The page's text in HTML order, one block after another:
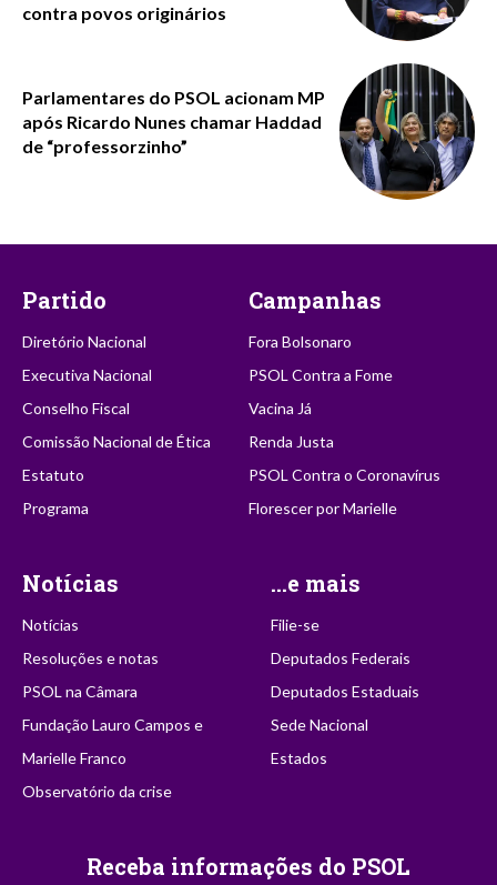
contra povos originários
Parlamentares do PSOL acionam MP
após Ricardo Nunes chamar Haddad
de “professorzinho”
Partido
Diretório Nacional
Executiva Nacional
Conselho Fiscal
Comissão Nacional de Ética
Estatuto
Programa
Campanhas
Fora Bolsonaro
PSOL Contra a Fome
Vacina Já
Renda Justa
PSOL Contra o Coronavírus
Florescer por Marielle
Notícias
Notícias
Resoluções e notas
PSOL na Câmara
Fundação Lauro Campos e
Marielle Franco
Observatório da crise
...e mais
Filie-se
Deputados Federais
Deputados Estaduais
Sede Nacional
Estados
Receba informações do PSOL